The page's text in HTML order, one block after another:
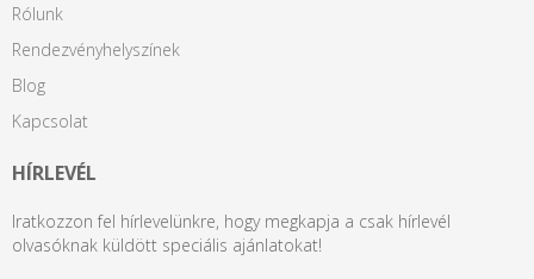
Rólunk
Rendezvényhelyszínek
Blog
Kapcsolat
HÍRLEVÉL
Iratkozzon fel hírlevelünkre, hogy megkapja a csak hírlevél
olvasóknak küldött speciális ajánlatokat!